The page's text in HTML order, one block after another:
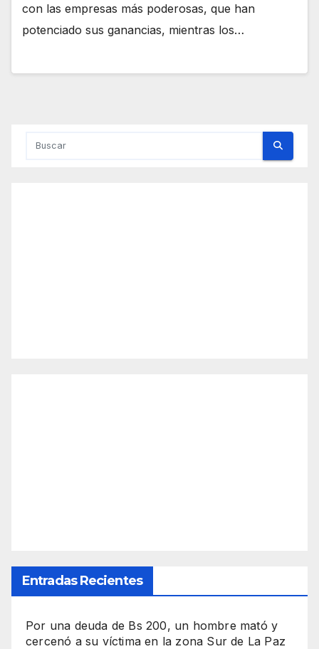
con las empresas más poderosas, que han
potenciado sus ganancias, mientras los…
Entradas Recientes
Por una deuda de Bs 200, un hombre mató y
cercenó a su víctima en la zona Sur de La Paz